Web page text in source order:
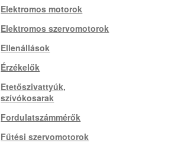
Elektromos motorok
Elektromos szervomotorok
Ellenállások
Érzékelők
Etetőszivattyúk,
szívókosarak
Fordulatszámmérők
Fűtési szervomotorok